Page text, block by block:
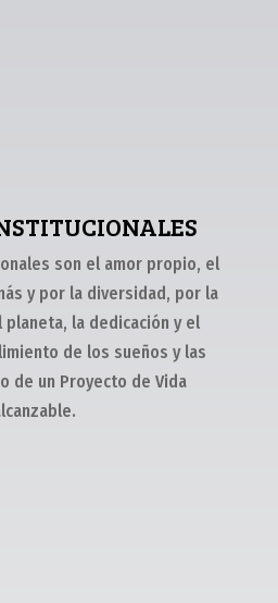
son el amor propio, el
y por la diversidad, por la
la dedicación y el
de los sueños y las
de un Proyecto de Vida